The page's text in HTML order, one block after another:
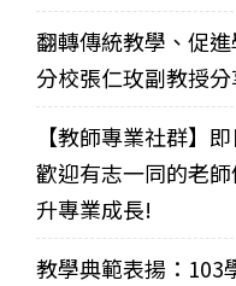
翻轉傳統教學、促
分校張仁玫副教授
【教師專業社群】
歡迎有志一同的老
升專業成長!
教學典範表揚：103